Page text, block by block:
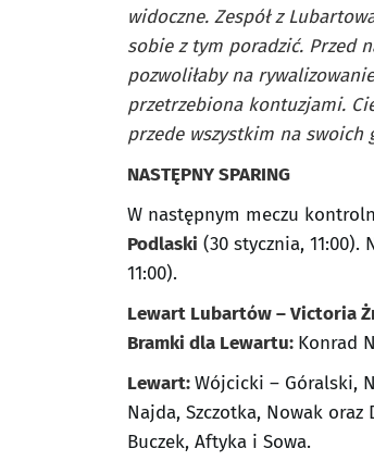
widoczne. Zespół z
sobie z tym poradzić. Przed
pozwoliłaby na
przetrzebiona kontuzjami.
przede wszystkim na swoich
NASTĘPNY SPARING
W następnym meczu
Podlaski (30 stycznia, 11:00).
11:00).
Lewart Lubartów – Victoria
Bramki dla Lewartu: Konrad
Lewart:Wójcicki – Góralski,
Najda, Szczotka, Nowak oraz
Buczek, Aftyka i Sowa.